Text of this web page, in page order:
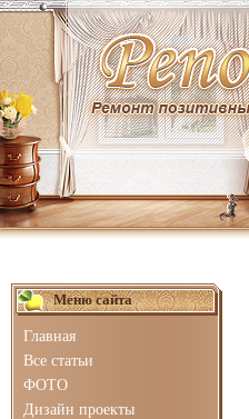
Меню сайта
Главная
Все статьи
ФОТО
Дизайн проекты